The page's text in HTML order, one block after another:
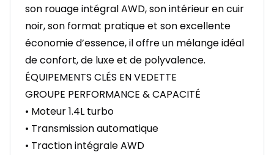
son rouage intégral AWD, son intérieur en cuir
noir, son format pratique et son excellente
économie d’essence, il offre un mélange idéal
de confort, de luxe et de polyvalence.
ÉQUIPEMENTS CLÉS EN VEDETTE
GROUPE PERFORMANCE & CAPACITÉ
• Moteur 1.4L turbo
• Transmission automatique
• Traction intégrale AWD